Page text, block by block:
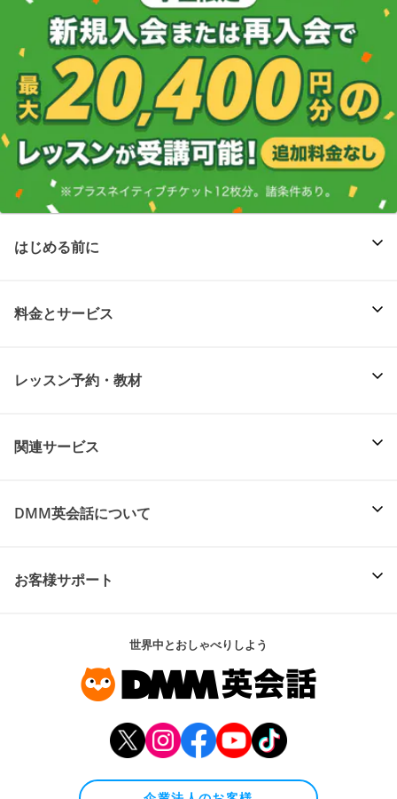
はじめる前に
料金とサービス
レッスン予約・教材
関連サービス
DMM英会話について
お客様サポート
世界中とおしゃべりしよう